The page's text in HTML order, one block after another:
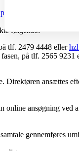
følgende:
tlf. 2479 4448 eller
på tlf. 2565 9231
ansættes
online ansøgning ved
gennemføres